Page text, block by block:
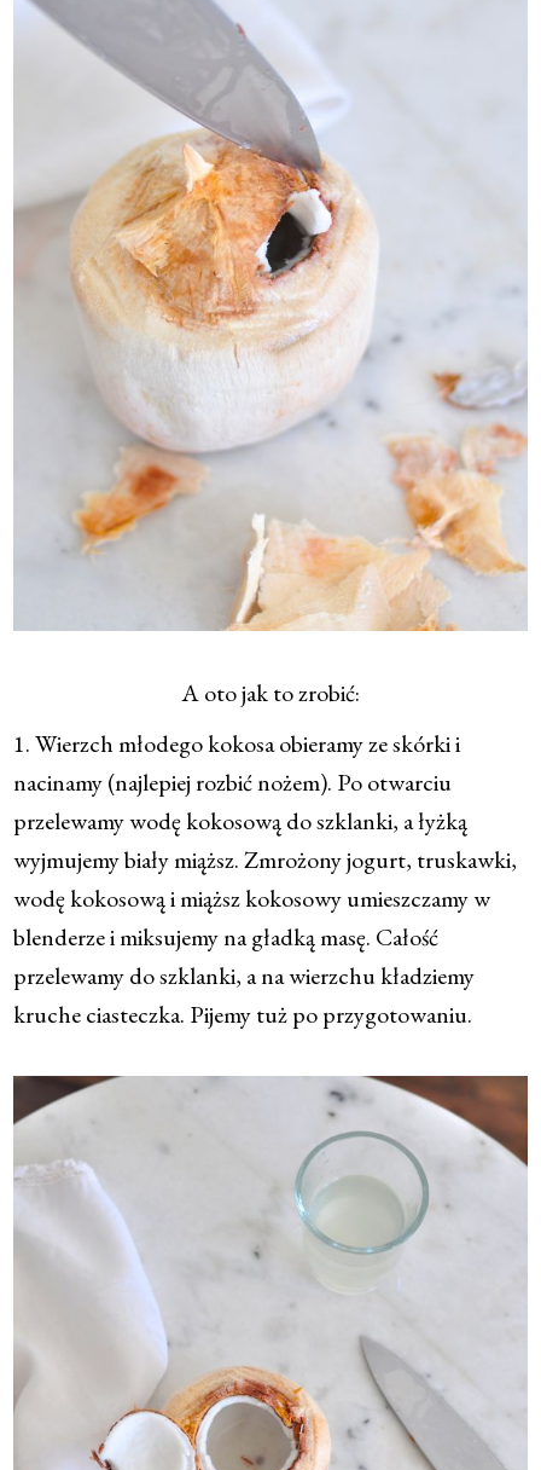
A oto jak to zrobić:
1. Wierzch młodego kokosa obieramy ze skórki i
nacinamy (najlepiej rozbić nożem). Po otwarciu
przelewamy wodę kokosową do szklanki, a łyżką
wyjmujemy biały miąższ. Zmrożony jogurt, truskawki,
wodę kokosową i miąższ kokosowy umieszczamy w
blenderze i miksujemy na gładką masę. Całość
przelewamy do szklanki, a na wierzchu kładziemy
kruche ciasteczka. Pijemy tuż po przygotowaniu.